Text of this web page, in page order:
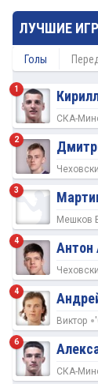
ЛУЧШИЕ
Голы
1
СКА-
2
3
Мешков
4 Антон
4
Виктор
6
СКА-